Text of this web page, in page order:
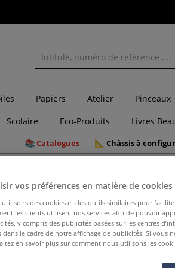
Papiers Atelier Pinceaux
Scolaire Eco-Produits Livres
Catalogues Châssis à
en pas à pas
vos préférences en matière de cookies
utilisons des cookies et des outils similaires pour
les clients utilisent nos services afin de pouvoir
y compris des publicités basées sur les centres
dans le cadre de notre affichage de publicités. Si vous
en savoir plus sur comment nous utilisons les